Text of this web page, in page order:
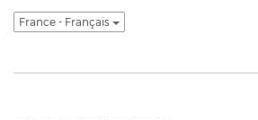
France - Français